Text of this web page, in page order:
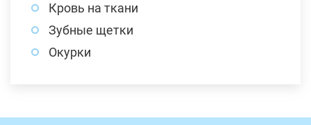
Кровь на ткани
Зубные щетки
Окурки